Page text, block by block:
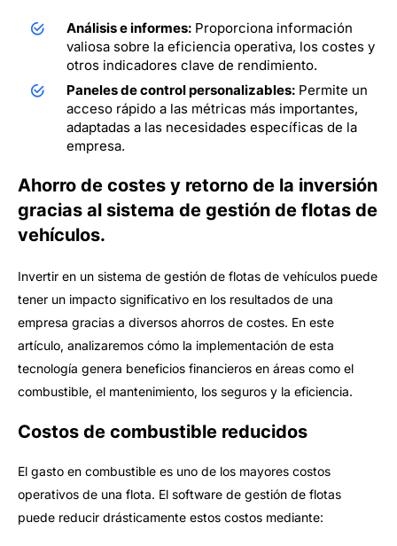
Análisis e informes: Proporciona información
valiosa sobre la eficiencia operativa, los costes y
otros indicadores clave de rendimiento.
Paneles de control personalizables: Permite un
acceso rápido a las métricas más importantes,
adaptadas a las necesidades específicas de la
empresa.
Ahorro de costes y retorno de la inversión
gracias al sistema de gestión de flotas de
vehículos.
Invertir en un sistema de gestión de flotas de vehículos puede
tener un impacto significativo en los resultados de una
empresa gracias a diversos ahorros de costes. En este
artículo, analizaremos cómo la implementación de esta
tecnología genera beneficios financieros en áreas como el
combustible, el mantenimiento, los seguros y la eficiencia.
Costos de combustible reducidos
El gasto en combustible es uno de los mayores costos
operativos de una flota. El software de gestión de flotas
puede reducir drásticamente estos costos mediante: